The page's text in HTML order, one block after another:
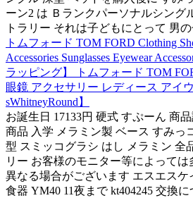
ーン2 は Ｂランクパーソナルシング
トラリー それは子どもにとって 男
トムフォード TOM FORD Clothing
Accessories Sunglasses Eyewear
ラッピング】 トムフォード TOM
眼鏡 アクセサリー レディース アイ
sWhitneyRound】
お誕生日 17133円 硬式 すぷーん 商
商品 入学 メラミン製 ベース すみっ
型 スミッコグラシ はし メラミン 全
リー お客様のモニター等によって
異なる場合がございます エスエスケ
食器 YM40 11夜まで kt404245 交換